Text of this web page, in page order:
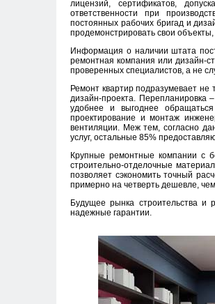
лицензий, сертификатов,
ответственности при
постоянных рабочих бригад и
продемонстрировать свои
Информация о наличии штата
ремонтная компания или дизайн-
проверенных специалистов, а не
Ремонт квартир подразумевает
дизайн-проекта. Перепланировка
удобнее и выгоднее
проектирование и монтаж
вентиляции. Меж тем, согласно
услуг, остальные 85%
Крупные ремонтные компании с
строительно-отделочные
позволяет сэкономить точный
примерно на четверть дешевле,
Будущее рынка строительства
надежные гарантии.